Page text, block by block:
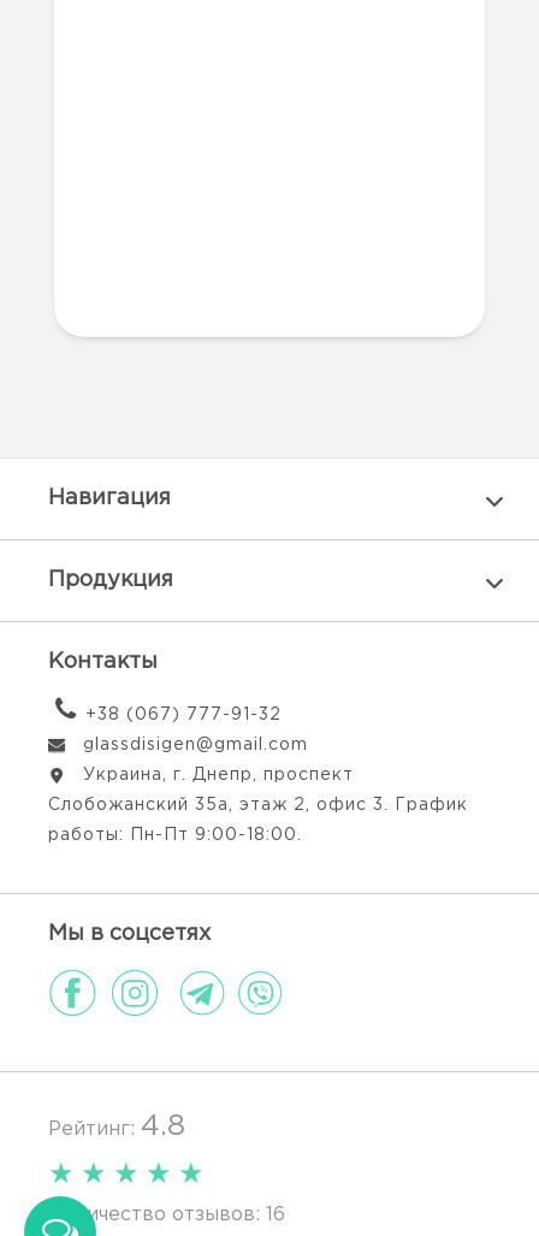
Навигация
Продукция
Контакты
+38 (067) 777-91-32
glassdisigen@gmail.com
Украина, г. Днепр, проспект
Слобожанский 35а, этаж 2, офис 3. График
работы: Пн-Пт 9:00-18:00.
Мы в соцсетях
Рейтинг: 4.8
★ ★ ★ ★ ★
Количество отзывов: 16